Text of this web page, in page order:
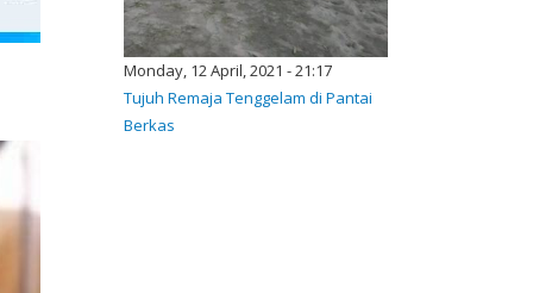
Monday, 12 April, 2021 - 21:17
Tujuh Remaja Tenggelam di Pantai
Berkas